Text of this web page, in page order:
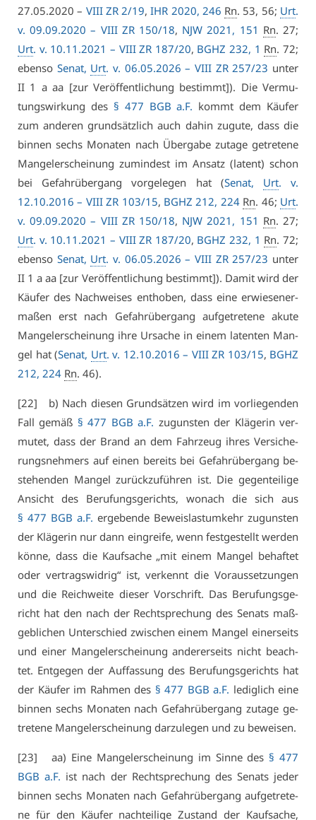
27.05.2020 – VI­II ZR 2/19,IHR 2020, 246 Rn. 53, 56; Urt.
v. 09.09.2020 – VI­II ZR 150/18, NJW 2021, 151 Rn. 27;
Urt. v. 10.11.2021 – VI­II ZR 187/20, BGHZ 232, 1 Rn. 72;
eben­so Se­nat, Urt. v. 06.05.2026 –VI­II ZR 257/23 un­ter
II 1 a aa [zur Ver­öf­fent­li­chung be­stimmt]). Die Ver­mu­
tungs­wir­kung des § 477 BGB a.F. kommt dem Käu­fer
zum an­de­ren grund­sätz­lich auch da­hin zu­gu­te, dass die
bin­nen sechs Mo­na­ten nach Über­ga­be zu­ta­ge ge­tre­te­ne
Man­gel­er­schei­nung zu­min­dest im An­satz (la­tent) schon
bei Ge­fahr­über­gang vor­ge­le­gen hat (Se­nat, Urt. v.
12.10.2016 – VI­II ZR 103/15, BGHZ 212, 224 Rn. 46; Urt.
v. 09.09.2020 – VI­II ZR 150/18, NJW 2021, 151 Rn. 27;
Urt. v. 10.11.2021 – VI­II ZR 187/20, BGHZ 232, 1 Rn. 72;
eben­so Se­nat, Urt. v. 06.05.2026 –VI­II ZR 257/23 un­ter
II 1 a aa [zur Ver­öf­fent­li­chung be­stimmt]). Da­mit wird der
Käu­fer des Nach­wei­ses ent­ho­ben, dass ei­ne er­wie­se­ner­
ma­ßen erst nach Ge­fahr­über­gang auf­ge­tre­te­ne aku­te
Man­gel­er­schei­nung ih­re Ur­sa­che in ei­nem la­ten­ten Man­
gel hat (Se­nat, Urt. v. 12.10.2016 – VI­II ZR 103/15, BGHZ
212, 224 Rn. 46).
[22] b) Nach die­sen Grund­sät­zen wird im vor­lie­gen­den
Fall ge­mäß § 477 BGB a.F. zu­guns­ten der Klä­ge­rin ver­
mu­tet, dass der Brand an dem Fahr­zeug ih­res Ver­si­che­
rungs­neh­mers auf ei­nen be­reits bei Ge­fahr­über­gang be­
ste­hen­den Man­gel zu­rück­zu­füh­ren ist. Die ge­gen­tei­li­ge
An­sicht des Be­ru­fungs­ge­richts, wo­nach die sich aus
§ 477 BGB a.F. er­ge­ben­de Be­weis­last­um­kehr zu­guns­ten
der Klä­ge­rin nur dann ein­grei­fe, wenn fest­ge­stellt wer­den
kön­ne, dass die Kauf­sa­che „mit ei­nem Man­gel be­haf­tet
oder ver­trags­wid­rig“ ist, ver­kennt die Vor­aus­set­zun­gen
und die Reich­wei­te die­ser Vor­schrift. Das Be­ru­fungs­ge­
richt hat den nach der Recht­spre­chung des Se­nats maß­
geb­li­chen Un­ter­schied zwi­schen ei­nem Man­gel ei­ner­seits
und ei­ner Man­gel­er­schei­nung an­de­rer­seits nicht be­ach­
tet. Ent­ge­gen der Auf­fas­sung des Be­ru­fungs­ge­richts hat
der Käu­fer im Rah­men des § 477 BGB a.F. le­dig­lich ei­ne
bin­nen sechs Mo­na­ten nach Ge­fahr­über­gang zu­ta­ge ge­
tre­te­ne Man­gel­er­schei­nung dar­zu­le­gen und zu be­wei­sen.
[23] aa) Ei­ne Man­gel­er­schei­nung im Sin­ne des § 477
BGB a.F. ist nach der Recht­spre­chung des Se­nats je­der
bin­nen sechs Mo­na­ten nach Ge­fahr­über­gang auf­ge­tre­te­
ne für den Käu­fer nach­tei­li­ge Zu­stand der Kauf­sa­che,